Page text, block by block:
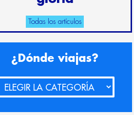
Todas los artículos
¿Dónde viajas?
viajas?